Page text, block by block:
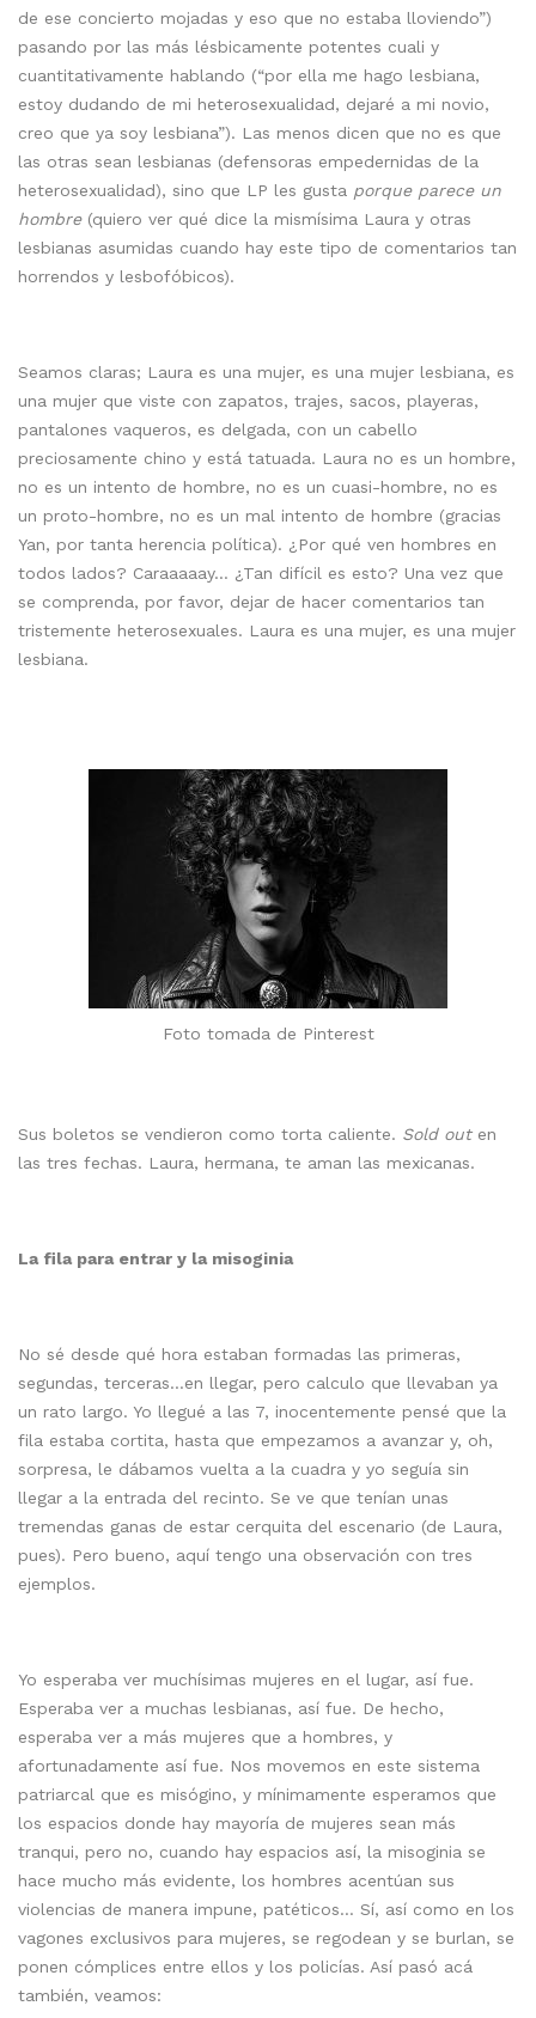
de ese concierto mojadas y eso que no estaba lloviendo”)
pasando por las más lésbicamente potentes cuali y
cuantitativamente hablando (“por ella me hago lesbiana,
estoy dudando de mi heterosexualidad, dejaré a mi novio,
creo que ya soy lesbiana”). Las menos dicen que no es que
las otras sean lesbianas (defensoras empedernidas de la
heterosexualidad), sino que LP les gusta porque parece un
hombre (quiero ver qué dice la mismísima Laura y otras
lesbianas asumidas cuando hay este tipo de comentarios tan
horrendos y lesbofóbicos).
Seamos claras; Laura es una mujer, es una mujer lesbiana, es
una mujer que viste con zapatos, trajes, sacos, playeras,
pantalones vaqueros, es delgada, con un cabello
preciosamente chino y está tatuada. Laura no es un hombre,
no es un intento de hombre, no es un cuasi-hombre, no es
un proto-hombre, no es un mal intento de hombre (gracias
Yan, por tanta herencia política). ¿Por qué ven hombres en
todos lados? Caraaaaay… ¿Tan difícil es esto? Una vez que
se comprenda, por favor, dejar de hacer comentarios tan
tristemente heterosexuales. Laura es una mujer, es una mujer
lesbiana.
Foto tomada de Pinterest
Sus boletos se vendieron como torta caliente. Sold outen
las tres fechas. Laura, hermana, te aman las mexicanas.
La fila para entrar y la misoginia
No sé desde qué hora estaban formadas las primeras,
segundas, terceras…en llegar, pero calculo que llevaban ya
un rato largo. Yo llegué a las 7, inocentemente pensé que la
fila estaba cortita, hasta que empezamos a avanzar y, oh,
sorpresa, le dábamos vuelta a la cuadra y yo seguía sin
llegar a la entrada del recinto. Se ve que tenían unas
tremendas ganas de estar cerquita del escenario (de Laura,
pues). Pero bueno, aquí tengo una observación con tres
ejemplos.
Yo esperaba ver muchísimas mujeres en el lugar, así fue.
Esperaba ver a muchas lesbianas, así fue. De hecho,
esperaba ver a más mujeres que a hombres, y
afortunadamente así fue. Nos movemos en este sistema
patriarcal que es misógino, y mínimamente esperamos que
los espacios donde hay mayoría de mujeres sean más
tranqui, pero no, cuando hay espacios así, la misoginia se
hace mucho más evidente, los hombres acentúan sus
violencias de manera impune, patéticos… Sí, así como en los
vagones exclusivos para mujeres, se regodean y se burlan, se
ponen cómplices entre ellos y los policías. Así pasó acá
también, veamos: